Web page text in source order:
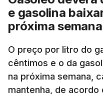
e gasolina
próxima semana
O preço por litro do
cêntimos e o da
na próxima semana,
mantenha, de